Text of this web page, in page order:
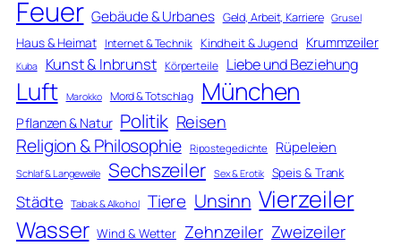
Feuer Gebäude & Urbanes Geld, Arbeit, Karriere Grusel
Haus & Heimat Internet & Technik Kindheit & Jugend Krummzeiler
Kuba Kunst & Inbrunst Körperteile Liebe und Beziehung
Luft Marokko Mord & Totschlag München
Pflanzen & Natur Politik Reisen
Religion & Philosophie Ripostegedichte Rüpeleien
Schlaf & Langeweile Sechszeiler Sex & Erotik Speis & Trank
Städte Tabak & Alkohol Tiere Unsinn Vierzeiler
Wasser Wind & Wetter Zehnzeiler Zweizeiler